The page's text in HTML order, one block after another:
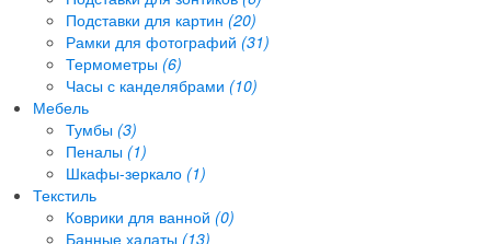
Подставки для картин (20)
Рамки для фотографий (31)
Термометры (6)
Часы с канделябрами (10)
Мебель
Тумбы (3)
Пеналы (1)
Шкафы-зеркало (1)
Текстиль
Коврики для ванной (0)
Банные халаты (13)